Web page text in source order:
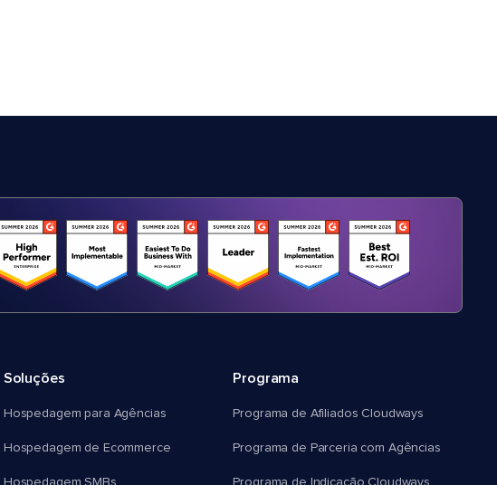
Soluções
Hospedagem para Agências
Hospedagem de Ecommerce
Hospedagem SMBs
Programa
Programa de Afiliados Cloudways
Programa de Parceria com Agências
Programa de Indicação Cloudways